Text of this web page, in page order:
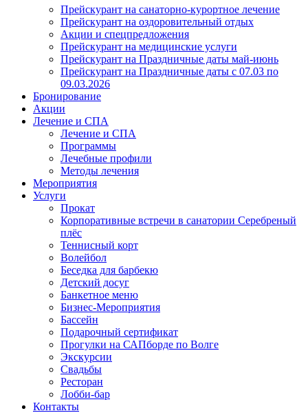
Прейскурант на санаторно-курортное лечение
Прейскурант на оздоровительный отдых
Акции и спецпредложения
Прейскурант на медицинские услуги
Прейскурант на Праздничные даты май-июнь
Прейскурант на Праздничные даты с 07.03 по
09.03.2026
Бронирование
Акции
Лечение и СПА
Лечение и СПА
Программы
Лечебные профили
Методы лечения
Мероприятия
Услуги
Прокат
Корпоративные встречи в санатории Серебреный
плёс
Теннисный корт
Волейбол
Беседка для барбекю
Детский досуг
Банкетное меню
Бизнес-Мероприятия
Бассейн
Подарочный сертификат
Прогулки на САПборде по Волге
Экскурсии
Свадьбы
Ресторан
Лобби-бар
Контакты